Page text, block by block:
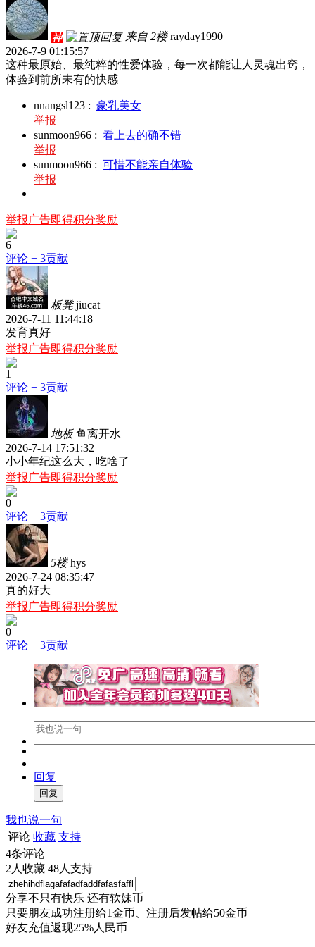
神 来自 2楼 rayday1990
2026-7-9 01:15:57
这种最原始、最纯粹的性爱体验，每一次都能让人灵魂出窍，
体验到前所未有的快感
nnangsl123 : 豪乳美女
举报
sunmoon966 : 看上去的确不错
举报
sunmoon966 : 可惜不能亲自体验
举报
举报广告即得积分奖励
6
评论 + 3贡献
板凳 jiucat
2026-7-11 11:44:18
发育真好
举报广告即得积分奖励
1
评论 + 3贡献
地板 鱼离开水
2026-7-14 17:51:32
小小年纪这么大，吃啥了
举报广告即得积分奖励
0
评论 + 3贡献
5楼 hys
2026-7-24 08:35:47
真的好大
举报广告即得积分奖励
0
评论 + 3贡献
回复
我也说一句
评论 收藏 支持
4条评论
2 人收藏 48人支持
分享不只有快乐 还有软妹币
只要朋友成功注册给1金币、注册后发帖给50金币
好友充值返现25%人民币